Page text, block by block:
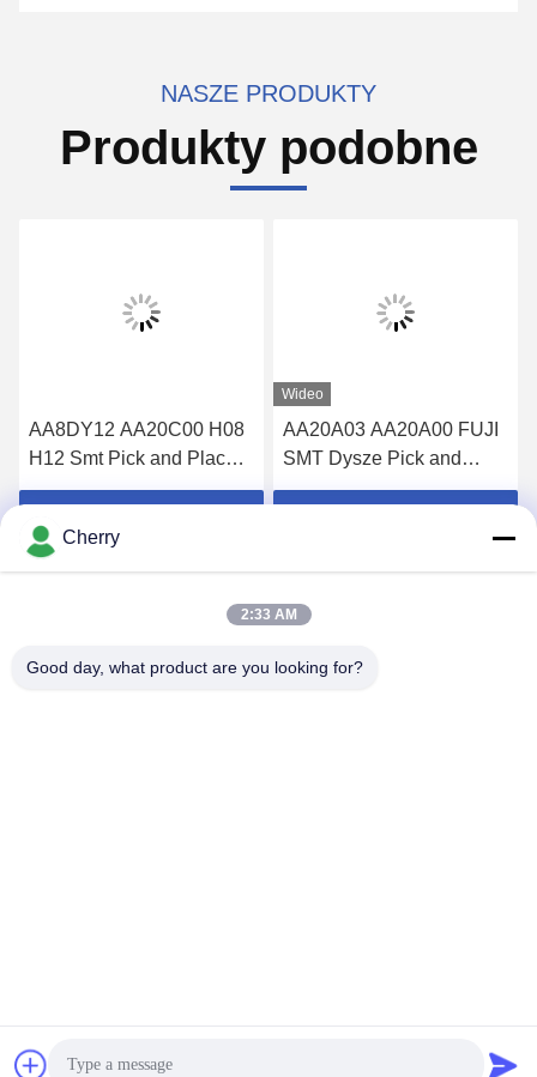
NASZE PRODUKTY
Produkty podobne
AA8DY12 AA20C00 H08
H12 Smt Pick and Place
Dysze Do Montażu
Wideo
AA20A03 AA20A00 FUJI
SMT Dysze Pick and
Place Dysze NXT H12
Prawa autorskie © 2017-2026 Ping You Industrial Co.,Ltd . Wszelkie prawa
Cherry
2:33 AM
Good day, what product are you looking for?